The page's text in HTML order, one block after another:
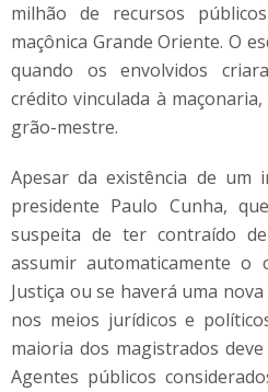
milhão de recursos
maçônica Grande Oriente. O
quando os envolvidos
crédito vinculada à
grão-mestre.
Apesar da existência de um
presidente Paulo Cunha,
suspeita de ter contraído
assumir automaticamente o
Justiça ou se haverá uma
nos meios jurídicos e
maioria dos magistrados
Agentes públicos